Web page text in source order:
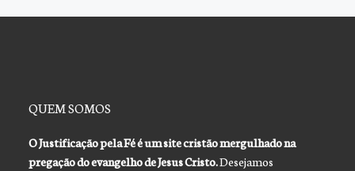
QUEM SOMOS
O Justificação pela Fé é um site cristão mergulhado na
pregação do evangelho de Jesus Cristo.Desejamos